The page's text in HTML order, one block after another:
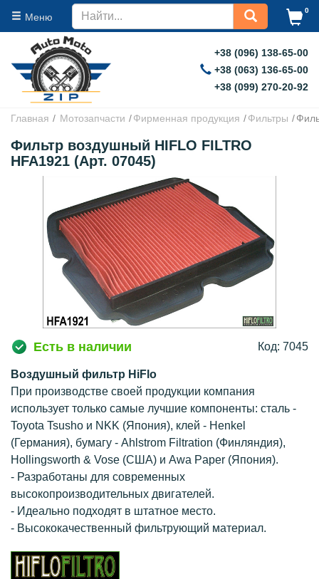
Меню
0
+38 (096) 138-65-00
+38 (063) 136-65-00
+38 (099) 270-20-92
Главная Мотозапчасти Фирменная продукция Фильтры
Фильтр воздушный HIFLO FILTRO
HFA1921 (Арт. 07045)
Есть в наличии Код: 7045
Воздушный фильтр HiFlo
При производстве своей продукции компания
использует только самые лучшие компоненты: сталь -
Toyota Tsusho и NKK (Япония), клей - Henkel
(Германия), бумагу - Ahlstrom Filtration (Финляндия),
Hollingsworth & Vose (США) и Awa Paper (Япония).
- Разработаны для современных
высокопроизводительных двигателей.
- Идеально подходят в штатное место.
- Высококачественный фильтрующий материал.